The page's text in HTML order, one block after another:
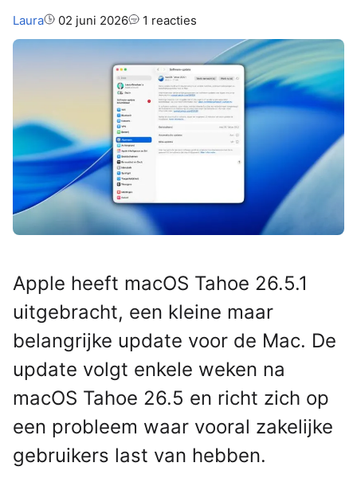
Auteur:
Laura 02 juni 2026 1 reacties
Apple heeft macOS Tahoe 26.5.1
uitgebracht, een kleine maar
belangrijke update voor de Mac. De
update volgt enkele weken na
macOS Tahoe 26.5 en richt zich op
een probleem waar vooral zakelijke
gebruikers last van hebben.